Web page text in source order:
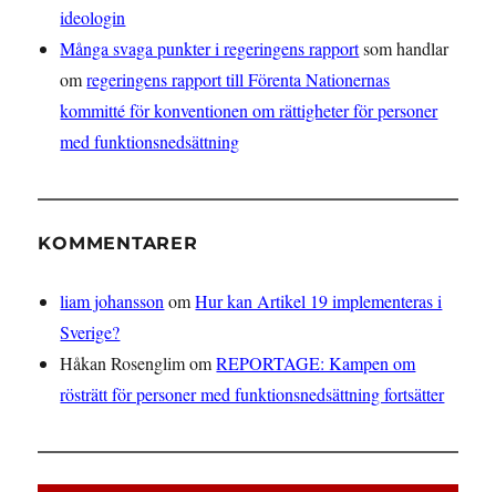
ideologin
Många svaga punkter i regeringens rapportsom handlar
omregeringens rapport till Förenta Nationernas
kommitté för konventionen om rättigheter för personer
med funktionsnedsättning
KOMMENTARER
liam johansson omHur kan Artikel 19 implementeras i
Sverige?
Håkan RosenglimomREPORTAGE: Kampen om
rösträtt för personer med funktionsnedsättning fortsätter